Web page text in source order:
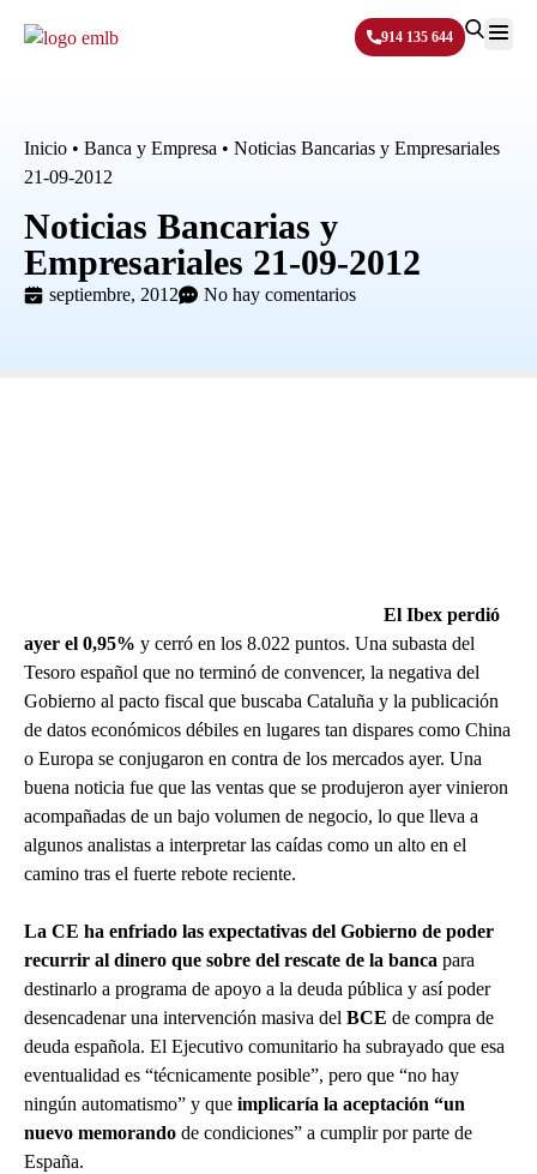
914 135 644
Inicio • Banca y Empresa • Noticias Bancarias y Empresariales
21-09-2012
Noticias Bancarias y
Empresariales 21-09-2012
septiembre, 2012 No hay comentarios
El Ibex perdió
ayer el 0,95% y cerró en los 8.022 puntos. Una subasta del
Tesoro español que no terminó de convencer, la negativa del
Gobierno al pacto fiscal que buscaba Cataluña y la publicación
de datos económicos débiles en lugares tan dispares como China
o Europa se conjugaron en contra de los mercados ayer. Una
buena noticia fue que las ventas que se produjeron ayer vinieron
acompañadas de un bajo volumen de negocio, lo que lleva a
algunos analistas a interpretar las caídas como un alto en el
camino tras el fuerte rebote reciente.
La CE ha enfriado las expectativas del Gobierno de poder
recurrir al dinero que sobre del rescate de la banca para
destinarlo a programa de apoyo a la deuda pública y así poder
desencadenar una intervención masiva del BCE de compra de
deuda española. El Ejecutivo comunitario ha subrayado que esa
eventualidad es “técnicamente posible”, pero que “no hay
ningún automatismo” y que implicaría la aceptación “un
nuevo memorando de condiciones” a cumplir por parte de
España.